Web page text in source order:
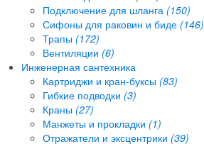
Подключение для шланга (150)
Сифоны для раковин и биде (146)
Трапы (172)
Вентиляции (6)
Инженерная сантехника
Картриджи и кран-буксы (83)
Гибкие подводки (3)
Краны (27)
Манжеты и прокладки (1)
Отражатели и эксцентрики (39)